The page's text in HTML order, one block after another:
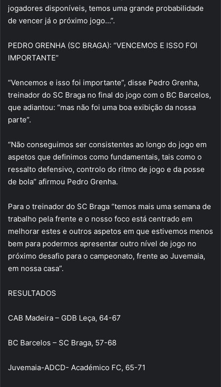
jogadores disponíveis, temos uma grande probabilidade
de vencer já o próximo jogo…”.
PEDRO GRENHA (SC BRAGA): “VENCEMOS E ISSO FOI
IMPORTANTE”
“Vencemos e isso foi importante”, disse Pedro Grenha,
treinador do SC Braga no final do jogo com o BC Barcelos,
que adiantou: “mas não foi uma boa exibição da nossa
parte”.
“Não conseguimos ser consistentes ao longo do jogo em
aspetos que definimos como fundamentais, tais como o
ressalto defensivo, controlo do ritmo de jogo e da posse
de bola” afirmou Pedro Grenha.
Para o treinador do SC Braga “temos mais uma semana de
trabalho pela frente e o nosso foco está centrado em
melhorar estes e outros aspetos em que estivemos menos
bem para podermos apresentar outro nível de jogo no
próximo desafio para o campeonato, frente ao Juvemaia,
em nossa casa”.
RESULTADOS
CAB Madeira – GDB Leça, 64-67
BC Barcelos – SC Braga, 57-68
Juvemaia-ADCD- Académico FC, 65-71